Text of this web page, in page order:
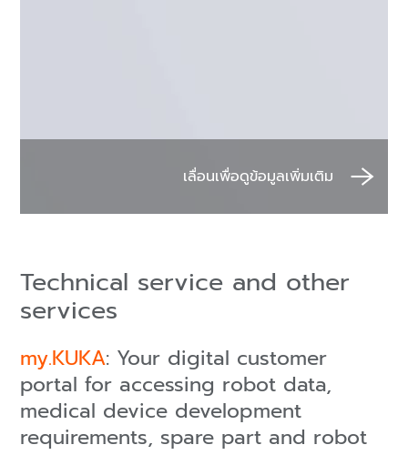
Technical service and other
services
my.KUKA: Your digital customer
portal for accessing robot data,
medical device development
requirements, spare part and robot